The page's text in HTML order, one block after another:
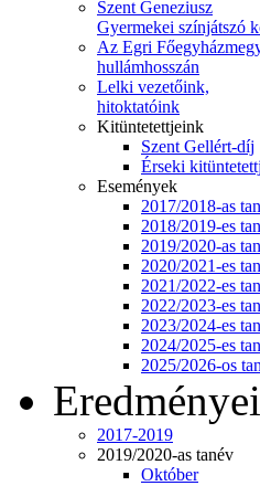
Szent Geneziusz
Gyermekei színjátszó
Az Egri
hullámhosszán
Lelki vezetőink,
hitoktatóink
Kitüntetettjeink
Szent Gellért-díj
Érseki
Események
2017/2018-as
2018/2019-es
2019/2020-as
2020/2021-es
2021/2022-es
2022/2023-es
2023/2024-es
2024/2025-es
2025/2026-os
2017-2019
2019/2020-as tanév
Október